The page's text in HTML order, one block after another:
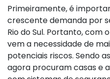
Primeiramente, é
crescente demanda por
Rio do Sul. Portanto, com
vem a necessidade de
potenciais riscos. Sendo
agora procuram casas e